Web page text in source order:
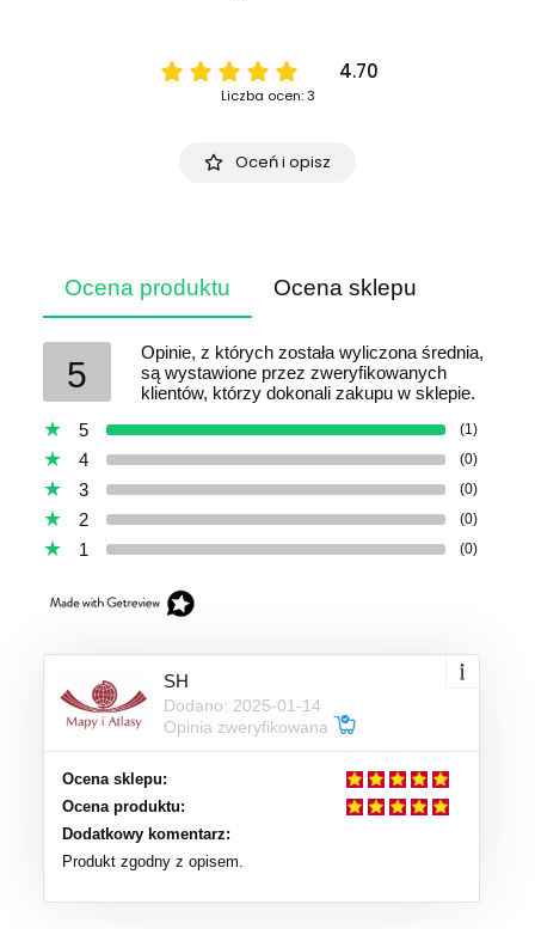
4.70
Liczba ocen: 3
Oceń i opisz
Ocena produktu Ocena sklepu
5
Opinie, z których została wyliczona średnia,
są wystawione przez zweryfikowanych
klientów, którzy dokonali zakupu w sklepie.
5
(1)
4 (0)
3 (0)
2 (0)
1 (0)
SH
Dodano: 2025-01-14
Opinia zweryfikowana
Ocena sklepu:
Ocena produktu:
Dodatkowy komentarz:
Produkt zgodny z opisem.